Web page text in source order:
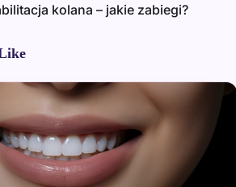
kolana – jakie zabiegi?